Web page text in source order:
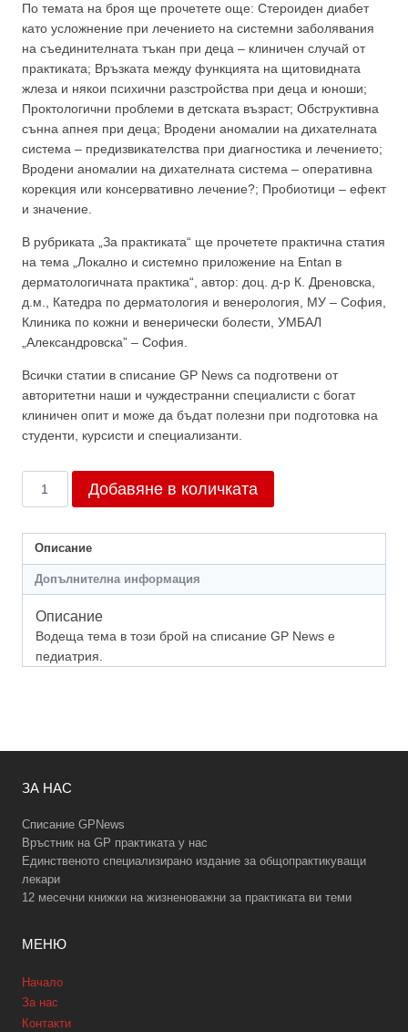
По темата на броя ще прочетете още: Стероиден диабет
като усложнение при лечението на системни заболявания
на съединителната тъкан при деца – клиничен случай от
практиката; Връзката между функцията на щитовидната
жлеза и някои психични разстройства при деца и юноши;
Проктологични проблеми в детската възраст; Обструктивна
сънна апнея при деца; Вродени аномалии на дихателната
система – предизвикателства при диагностика и лечението;
Вродени аномалии на дихателната система – оперативна
корекция или консервативно лечение?; Пробиотици – ефект
и значение.
В рубриката „За практиката“ ще прочетете практична статия
на тема „Локално и системно приложение на Entan в
дерматологичната практика“, автор: доц. д-р К. Дреновска,
д.м., Катедра по дерматология и венерология, МУ – София,
Клиника по кожни и венерически болести, УМБАЛ
„Александровска” – София.
Всички статии в списание GP News са подготвени от
авторитетни наши и чуждестранни специалисти с богат
клиничен опит и може да бъдат полезни при подготовка на
студенти, курсисти и специализанти.
2/2025
Добавяне в количката
Описание
Допълнителна информация
Описание
Водеща тема в този брой на списание GP News е
педиатрия.
ЗА НАС
Списание GPNews
Връстник на GP практиката у нас
Единственото специализирано издание за общопрактикуващи
лекари
12 месечни книжки на жизненоважни за практиката ви теми
МЕНЮ
Начало
За нас
Контакти